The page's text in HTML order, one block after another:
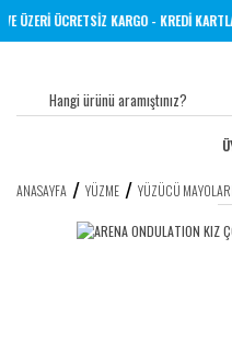
1000 TL VE ÜZERİ ÜCRETSİZ KARGO -
ANASAYFA YÜZME YÜZÜCÜ MAYOLARI